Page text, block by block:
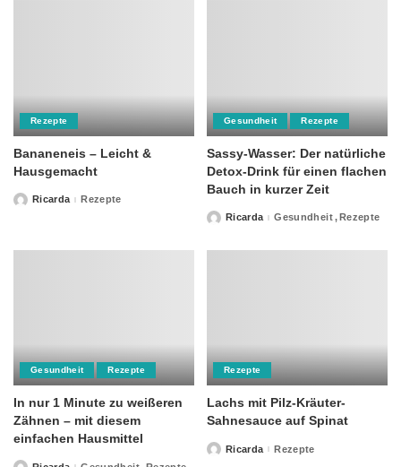
Rezepte
Bananeneis – Leicht &
Hausgemacht
PostedRicarda Rezepte
Gesundheit Rezepte
Sassy-Wasser: Der natürliche
Detox-Drink für einen flachen
Bauch in kurzer Zeit
PostedRicarda Gesundheit Rezepte
Gesundheit Rezepte
In nur 1 Minute zu weißeren
Zähnen – mit diesem
einfachen Hausmittel
Rezepte
Lachs mit Pilz-Kräuter-
Sahnesauce auf Spinat
PostedRicarda Rezepte